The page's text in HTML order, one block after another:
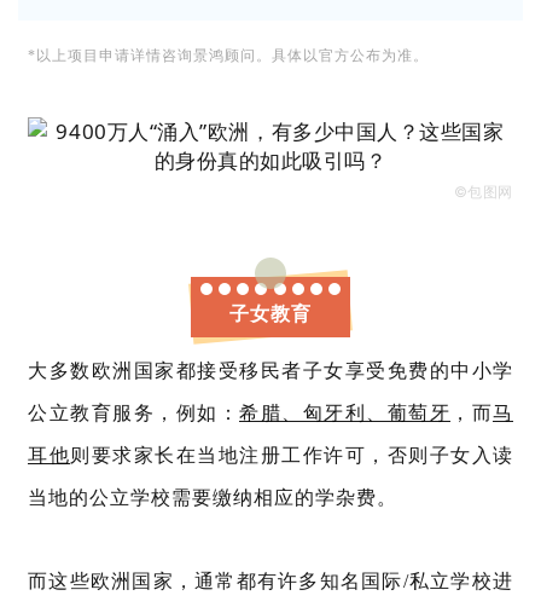
*以上项目申请详情咨询景鸿顾问。具体以官方公布为准。
©包图网
子女教育
大多数欧洲国家都接受移民者子女享受免费的中小学
公立教育服务，例如： 希腊、匈牙利、葡萄牙 ，而马
耳他则要求家长在当地注册工作许可，否则子女入读
当地的公立学校需要缴纳相应的学杂费。
而这些欧洲国家，通常都有许多知名国际/私立学校进